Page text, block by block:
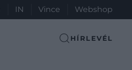
IN Vince Webshop
HÍRLEVÉL